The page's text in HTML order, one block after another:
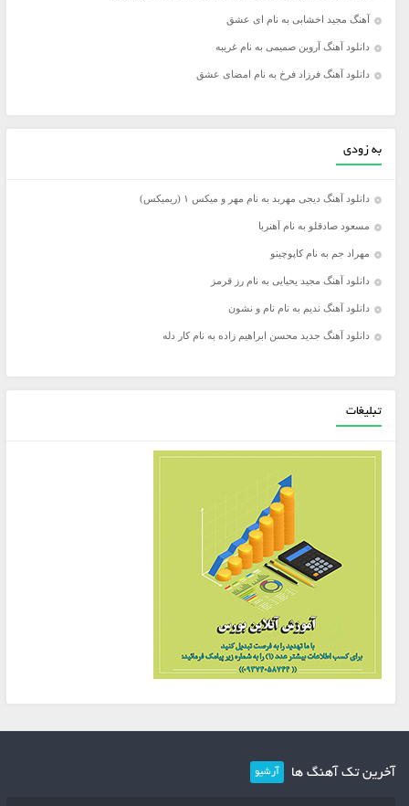
آهنگ مجید اخشابی به نام ای عشق
دانلود آهنگ آروین صمیمی به نام غریبه
دانلود آهنگ فرزاد فرخ به نام امضای عشق
به زودی
دانلود آهنگ دیجی مهربد به نام مهر و میکس ۱ (ریمیکس)
مسعود صادقلو به نام آهنربا
مهراد جم به نام کاپوچینو
دانلود آهنگ مجید یحیایی به نام رز قرمز
دانلود آهنگ ندیم به نام نام و نشون
دانلود آهنگ جدید محسن ابراهیم زاده به نام کار دله
تبلیغات
آخرین تک آهنگ ها آرشیو